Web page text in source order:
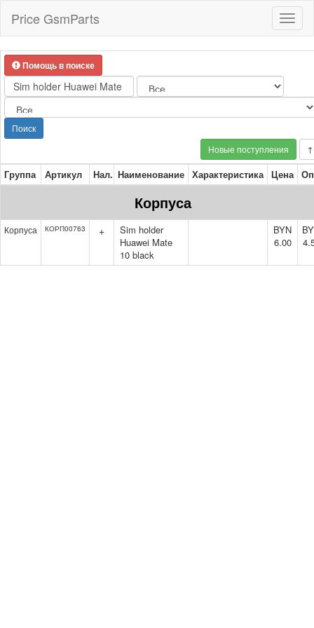
Price GsmParts
Помощь в поиске
Поиск
Новые поступления
↑
Группа Артикул Нал. Наименование Характеристика Цена
Корпуса
Корпуса КОРП00763 +
Sim holder
Huawei Mate
10 black
BYN
6.00